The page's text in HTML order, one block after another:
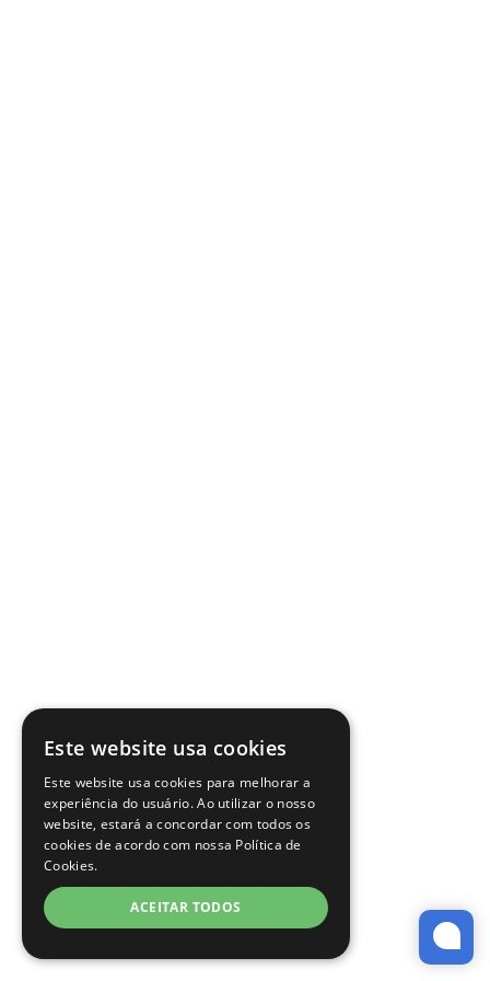
Este website usa cookies
Este website usa cookies para melhorar a
experiência do usuário. Ao utilizar o nosso
website, estará a concordar com todos os
cookies de acordo com nossa Política de
Cookies.
ACEITAR TODOS